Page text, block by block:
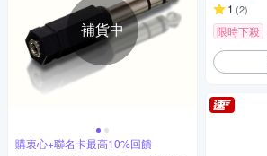
補貨中
購衷心+聯名卡最高10%回饋
1 (2)
限時下殺